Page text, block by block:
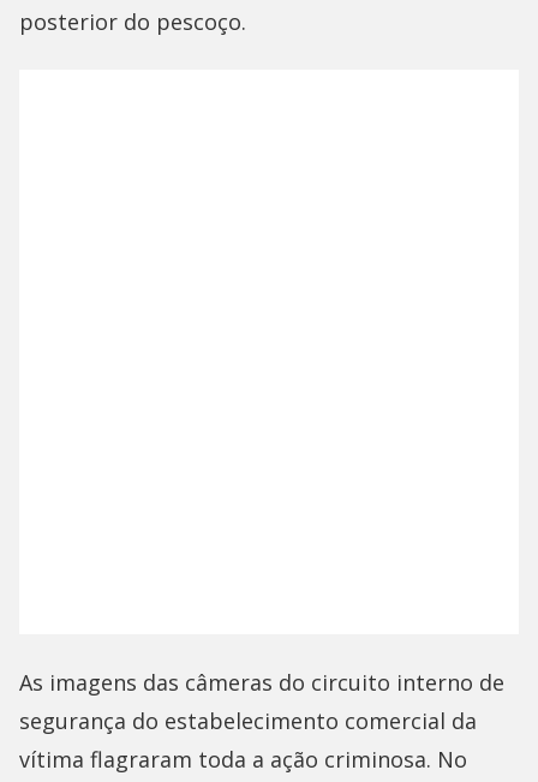
posterior do pescoço.
As imagens das câmeras do circuito interno de
segurança do estabelecimento comercial da
vítima flagraram toda a ação criminosa. No